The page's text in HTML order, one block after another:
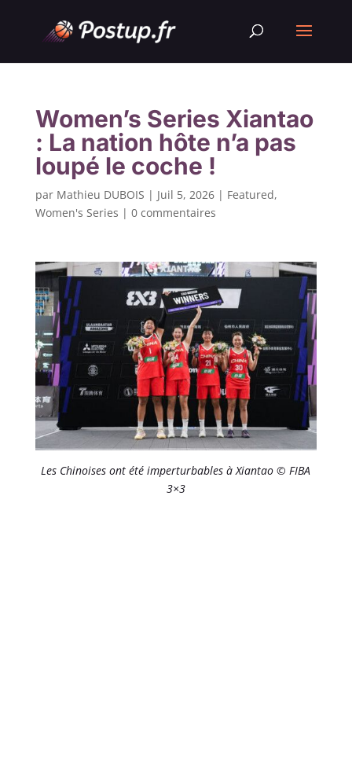
Women’s Series Xiantao
: La nation hôte n’a pas
loupé le coche !
par Mathieu DUBOIS | Juil 5, 2026| Featured,
Women's Series | 0 commentaires
Les Chinoises ont été imperturbables à Xiantao © FIBA
3×3